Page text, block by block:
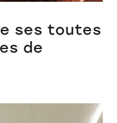
ses toutes
de